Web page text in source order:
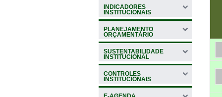
INDICADORES
INSTITUCIONAIS
PLANEJAMENTO
ORÇAMENTÁRIO
SUSTENTABILIDADE
INSTITUCIONAL
CONTROLES
INSTITUCIONAIS